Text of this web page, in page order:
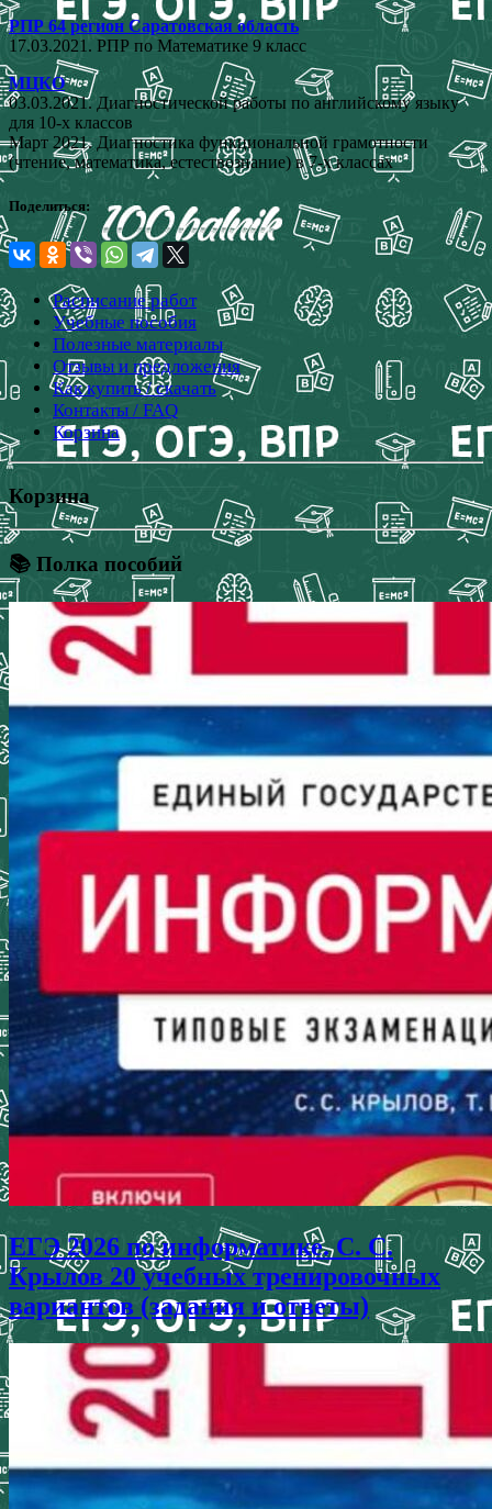
РПР 64 регион Саратовская область
17.03.2021. РПР по Математике 9 класс
МЦКО
03.03.2021. Диагностической работы по английскому языку
для 10-х классов
Март 2021. Диагностика функциональной грамотности
(чтение, математика, естествознание) в 7-х классах
Поделиться:
Расписание работ
Учебные пособия
Полезные материалы
Отзывы и предложения
Как купить / скачать
Контакты / FAQ
Корзина
Корзина
📚 Полка пособий
ЕГЭ 2026 по информатике. С. С.
Крылов 20 учебных тренировочных
вариантов (задания и ответы)